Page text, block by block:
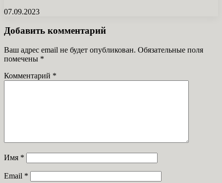
07.09.2023
Добавить комментарий
Ваш адрес email не будет опубликован. Обязательные поля
помечены *
Комментарий *
Имя *
Email *